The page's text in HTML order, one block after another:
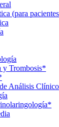
(para
y Trombosis*
Análisis